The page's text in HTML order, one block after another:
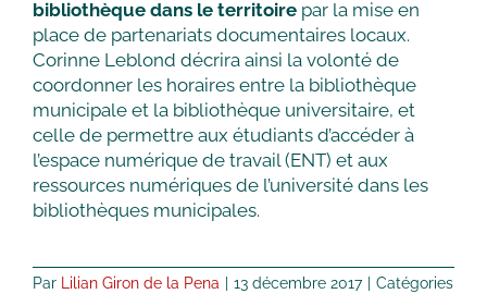
bibliothèque dans le territoire par la mise en
place de partenariats documentaires locaux.
Corinne Leblond décrira ainsi la volonté de
coordonner les horaires entre la bibliothèque
municipale et la bibliothèque universitaire, et
celle de permettre aux étudiants d’accéder à
l’espace numérique de travail (ENT) et aux
ressources numériques de l’université dans les
bibliothèques municipales.
Par Lilian Giron de la Pena 13 décembre 2017
Catégories